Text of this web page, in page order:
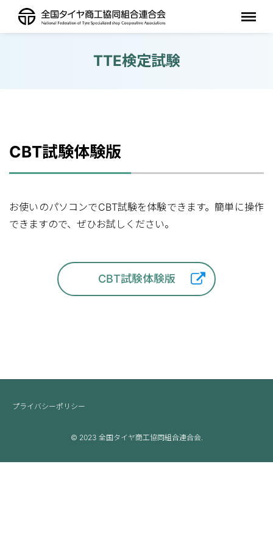
TTE検定試験
CBT試験体験版
お使いのパソコンでCBT試験を体験できます。簡単に操作
できますので、ぜひお試しください。
CBT試験体験版
プライバシーポリシー
© 2023 全国タイヤ商工協同組合連合会.